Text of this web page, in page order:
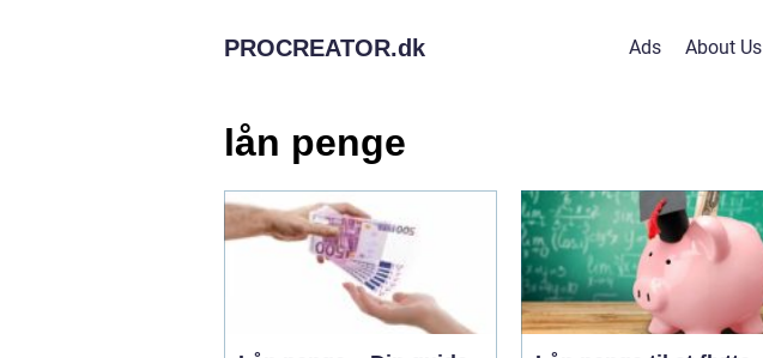
PROCREATOR.dk Ads About Us
lån penge